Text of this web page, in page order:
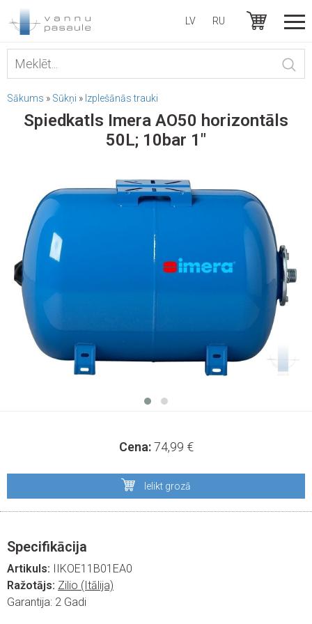
LV RU
Sākums » Sūkņi » Izplešānās trauki
Spiedkatls Imera AO50 horizontāls
50L; 10bar 1"
Cena:74,99 €
Ielikt grozā
Specifikācija
Artikuls: IIKOE11B01EA0
Ražotājs: Zilio (Itālija)
Garantija: 2 Gadi